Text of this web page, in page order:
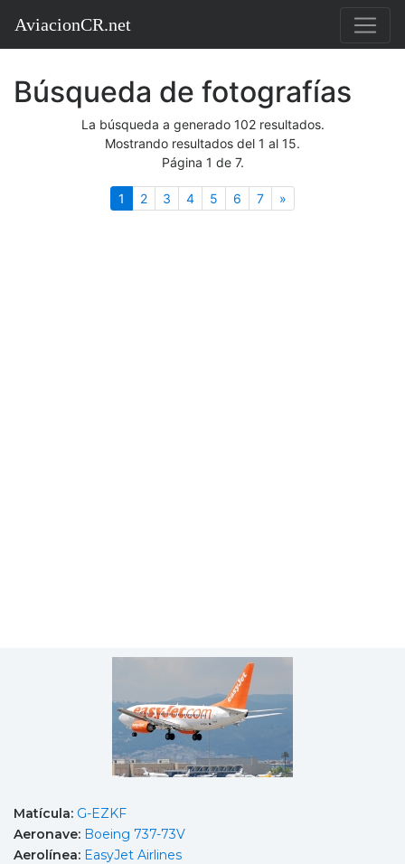
AviacionCR.net
Búsqueda de fotografías
La búsqueda a generado 102 resultados.
Mostrando resultados del 1 al 15.
Página 1 de 7.
1 (actual)
2 3 4 5 6 7 »
Matícula: G-EZKF
Aeronave: Boeing 737-73V
Aerolínea: EasyJet Airlines